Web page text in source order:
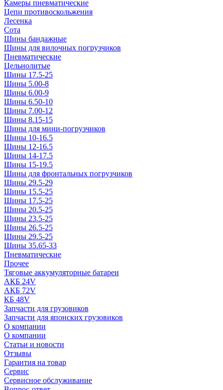
Камеры пневматические
Цепи противоскольжения
Лесенка
Сота
Шины бандажные
Шины для вилочных погрузчиков
Пневматические
Цельнолитые
Шины 17.5-25
Шины 5.00-8
Шины 6.00-9
Шины 6.50-10
Шины 7.00-12
Шины 8.15-15
Шины для мини-погрузчиков
Шины 10-16.5
Шины 12-16.5
Шины 14-17.5
Шины 15-19.5
Шины для фронтальных погрузчиков
Шины 29.5-29
Шины 15.5-25
Шины 17.5-25
Шины 20.5-25
Шины 23.5-25
Шины 26.5-25
Шины 29.5-25
Шины 35.65-33
Пневматические
Прочее
Тяговые аккумуляторные батареи
АКБ 24V
АКБ 72V
КБ 48V
Запчасти для грузовиков
Запчасти для японских грузовиков
О компании
О компании
Статьи и новости
Отзывы
Гарантия на товар
Сервис
Сервисное обслуживание